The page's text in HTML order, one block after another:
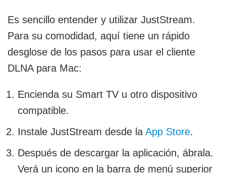
Es sencillo entender y utilizar JustStream.
Para su comodidad, aquí tiene un rápido
desglose de los pasos para usar el cliente
DLNA para Mac:
Encienda su Smart TV u otro dispositivo
compatible.
Instale JustStream desde la App Store.
Después de descargar la aplicación, ábrala.
Verá un icono en la barra de menú superior